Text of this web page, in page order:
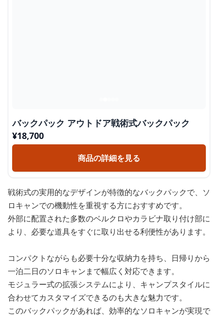
バックパック アウトドア戦術式バックパック
¥18,700
商品の詳細を見る
戦術式の実用的なデザインが特徴的なバックパックで、ソ
ロキャンでの機動性を重視する方におすすめです。
外部に配置された多数のベルクロやカラビナ取り付け部に
より、必要な道具をすぐに取り出せる利便性があります。
コンパクトながらも必要十分な収納力を持ち、日帰りから
一泊二日のソロキャンまで幅広く対応できます。
モジュラー式の拡張システムにより、キャンプスタイルに
合わせてカスタマイズできるのも大きな魅力です。
このバックパックがあれば、効率的なソロキャンが実現で